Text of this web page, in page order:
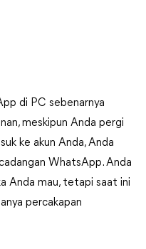
di PC sebenarnya
meskipun Anda pergi
ke akun Anda, Anda
WhatsApp. Anda
Anda mau, tetapi saat ini
percakapan